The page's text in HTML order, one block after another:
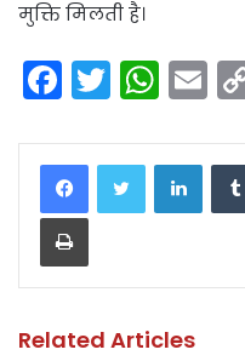
मुक्ति मिलती है।
F
c
e
b
o
T
itt
er
W
a
ts
p
E
ai
l
Print
Related Articles